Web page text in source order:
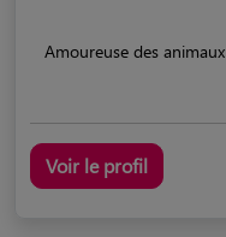
Amoureuse des animaux
Voir le profil